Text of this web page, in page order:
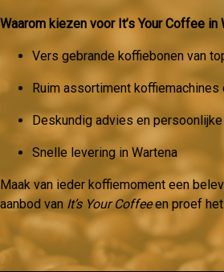
Waarom kiezen voor It’s Your Coffee in
Vers gebrande koffiebonen van
Ruim assortiment
Deskundig advies en
Snelle levering in Wartena
Maak van ieder koffiemoment een
aanbod van It’s Your Coffeeen proef het